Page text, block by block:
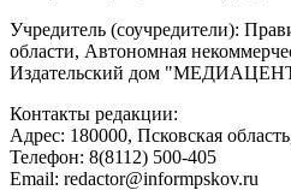
Учредитель (соучредители):
области, Автономная
Издательский дом
Контакты редакции:
Адреc: 180000, Псковская
Телефон: 8(8112) 500-405
Email: redactor@informpskov.ru